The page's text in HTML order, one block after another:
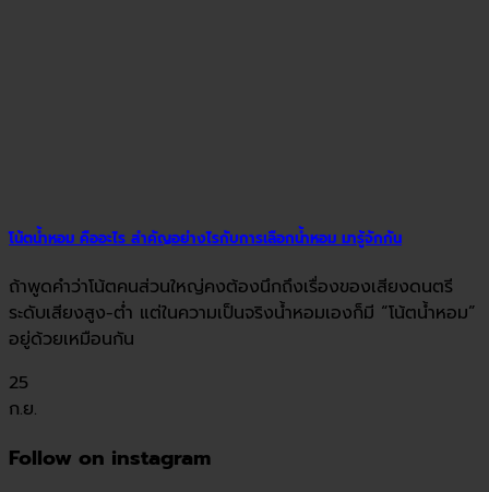
โน้ตน้ำหอม คืออะไร สำคัญอย่างไรกับการเลือกน้ำหอม มารู้จักกัน
ถ้าพูดคำว่าโน้ตคนส่วนใหญ่คงต้องนึกถึงเรื่องของเสียงดนตรี
ระดับเสียงสูง-ต่ำ แต่ในความเป็นจริงน้ำหอมเองก็มี “โน้ตน้ำหอม”
อยู่ด้วยเหมือนกัน
25
ก.ย.
Follow on instagram